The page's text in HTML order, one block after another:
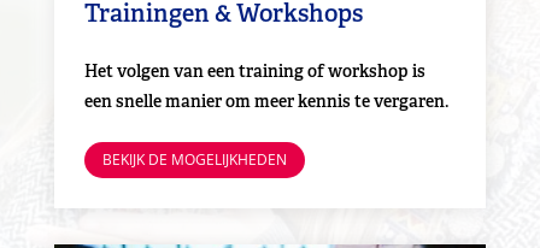
Trainingen & Workshops
Het volgen van een training of workshop is
een snelle manier om meer kennis te vergaren.
BEKIJK DE MOGELIJKHEDEN